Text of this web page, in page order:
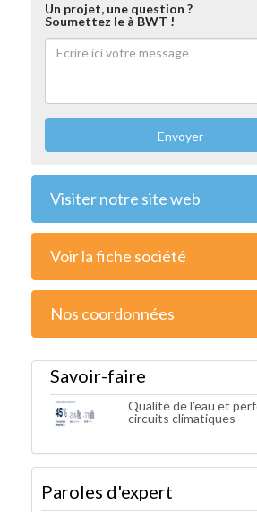
Un projet, une question ?
Soumettez le à BWT !
Envoyer
Visiter notre site web
Voir la fiche société
Nos coordonnées
Savoir-faire
Qualité de l’eau et
circuits climatiques
Paroles d'expert